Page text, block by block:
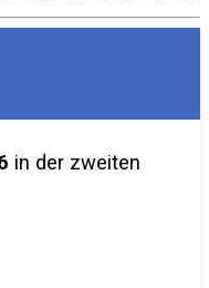
in der zweiten